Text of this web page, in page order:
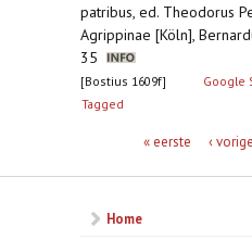
patribus, ed. Theodorus
Agrippinae [Köln],
35
[Bostius 1609f] Google
Tagged
Pagina's« eerste ‹ vorige
Home